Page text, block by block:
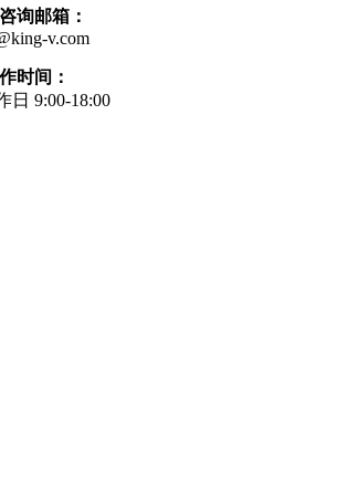
询邮箱：
v.com
时间：
日 9:00-18:00